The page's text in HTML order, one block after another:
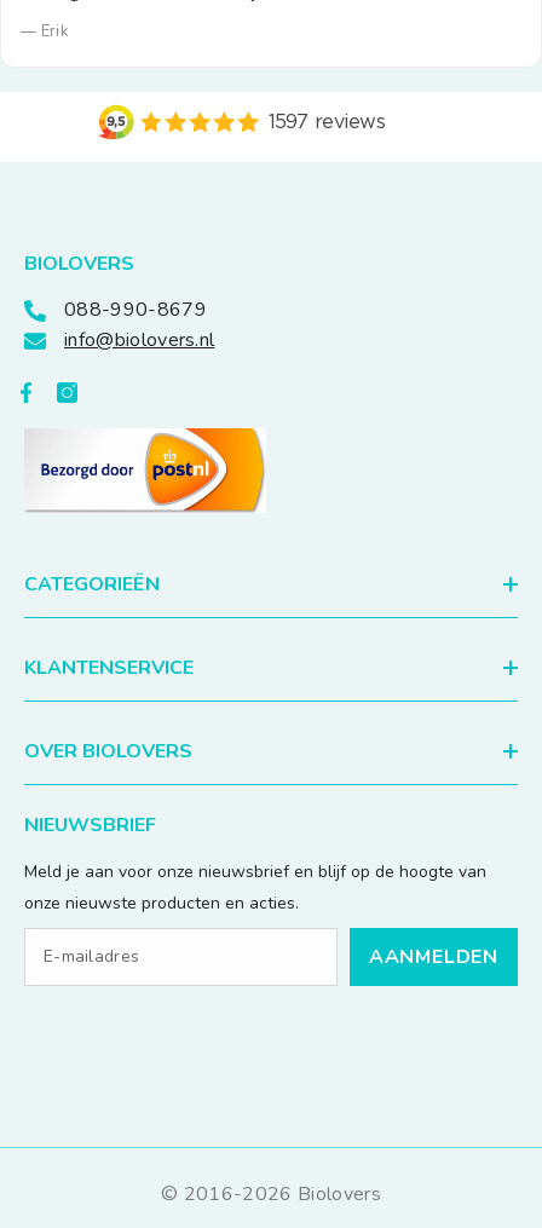
— Erik
BIOLOVERS
088-990-8679
info@biolovers.nl
CATEGORIEËN
KLANTENSERVICE
OVER BIOLOVERS
NIEUWSBRIEF
Meld je aan voor onze nieuwsbrief en blijf op de hoogte van
onze nieuwste producten en acties.
AANMELDEN
© 2016-2026 Biolovers